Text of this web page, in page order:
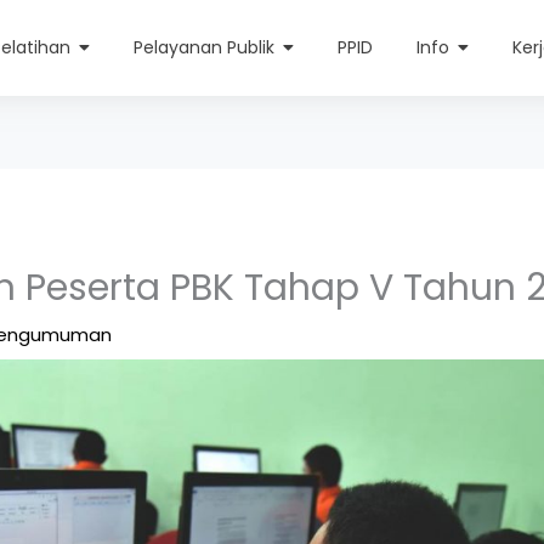
Pelayanan Publik PPID Info
PBK Tahap V Tahun